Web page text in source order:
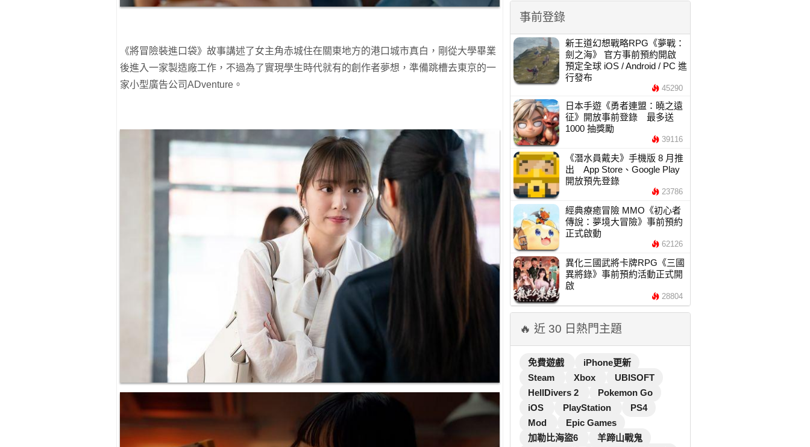
《將冒險裝進口袋》故事講述了女主角赤城住在關東地方的港口城市真白，剛從大學畢業
後進入一家製造廠工作，不過為了實現學生時代就有的創作者夢想，準備跳槽去東京的一
家小型廣告公司ADventure。
事前登錄
新王道幻想戰略RPG《夢戰：
劍之海》 官方事前預約開啟
預定全球 iOS / Android / PC 進
行發布
45290
日本手遊《勇者連盟：曉之遠
征》開放事前登錄 最多送
1000 抽獎勵
39116
《潛水員戴夫》手機版 8 月推
出 App Store、Google Play
開放預先登錄
23786
經典療癒冒險 MMO《初心者
傳說：夢境大冒險》事前預約
正式啟動
62126
異化三國武將卡牌RPG《三國
異將錄》事前預約活動正式開
啟
28804
🔥 近 30 日熱門主題
免費遊戲
iPhone更新
Steam
Xbox
UBISOFT
HellDivers 2
Pokemon Go
iOS
PlayStation
PS4
Mod
Epic Games
加勒比海盜6
羊蹄山戰鬼